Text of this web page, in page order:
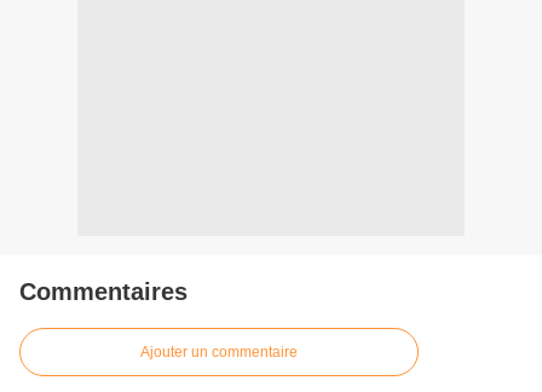
Commentaires
Ajouter un commentaire